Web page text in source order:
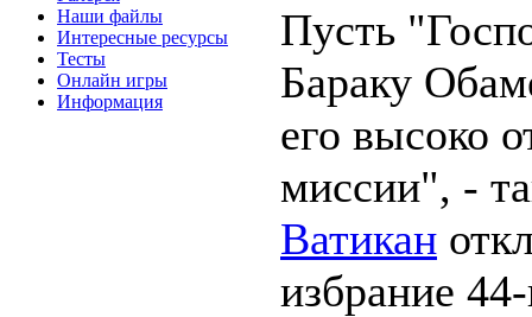
Наши файлы
Интересные ресурсы
Тесты
Онлайн игры
Информация
Пусть
Бараку
его высоко
миссии", -
Ватикан
избрание